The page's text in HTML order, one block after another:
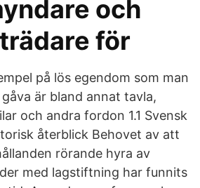
och
för
på lös egendom som man
är bland annat tavla,
och andra fordon 1.1 Svensk
återblick Behovet av att
rörande hyra av
med lagstiftning har funnits